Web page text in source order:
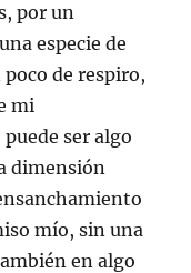
por un
especie de
de respiro,
mi
ser algo
dimensión
mío, sin una
en algo